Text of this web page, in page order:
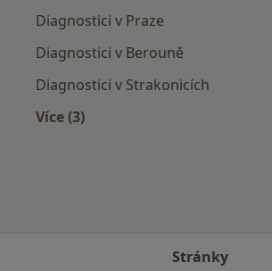
Diagnostici v Praze
Diagnostici v Berouně
Diagnostici v Strakonicích
Více (3)
Stránky